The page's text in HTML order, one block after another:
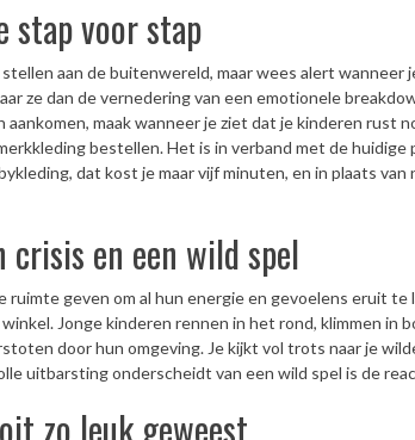
stap voor stap
aan de buitenwereld, maar wees alert wanneer
ze dan de vernedering van een emotionele
maak wanneer je ziet dat je kinderen rust
bestellen. Het is in verband met de huidige
dat kost je maar vijf minuten, en in plaats van
en een wild spel
ruimte geven om al hun energie en gevoelens eruit
Jonge kinderen rennen in het rond, klimmen in
door hun omgeving. Je kijkt vol trots naar je
uitbarsting onderscheidt van een wild spel is de
zo leuk geweest